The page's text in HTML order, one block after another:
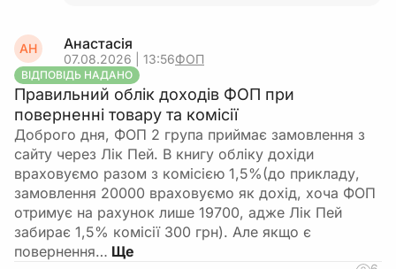
АН Анастасія
07.08.2026 | 13:56ФОП
ВІДПОВІДЬ НАДАНО
Правильний облік доходів ФОП при
поверненні товару та комісії
Доброго дня, ФОП 2 група приймає замовлення з
сайту через Лік Пей. В книгу обліку дохіди
враховуємо разом з комісією 1,5%(до прикладу,
замовлення 20000 враховуємо як дохід, хоча ФОП
отримує на рахунок лише 19700, адже Лік Пей
забирає 1,5% комісії 300 грн). Але якщо є
повернення…